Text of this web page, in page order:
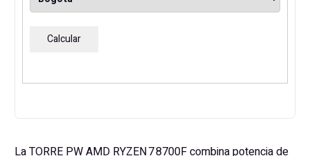
RTX
Calcular
La TORRE PW AMD RYZEN 7 8700F combina potencia de